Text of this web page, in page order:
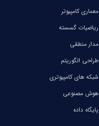
معماری کامپیوتر
ریاضیات گسسته
مدار منطقی
طراحی الگوریتم
شبکه های کامپیوتری
هوش مصنوعی
پایگاه داده